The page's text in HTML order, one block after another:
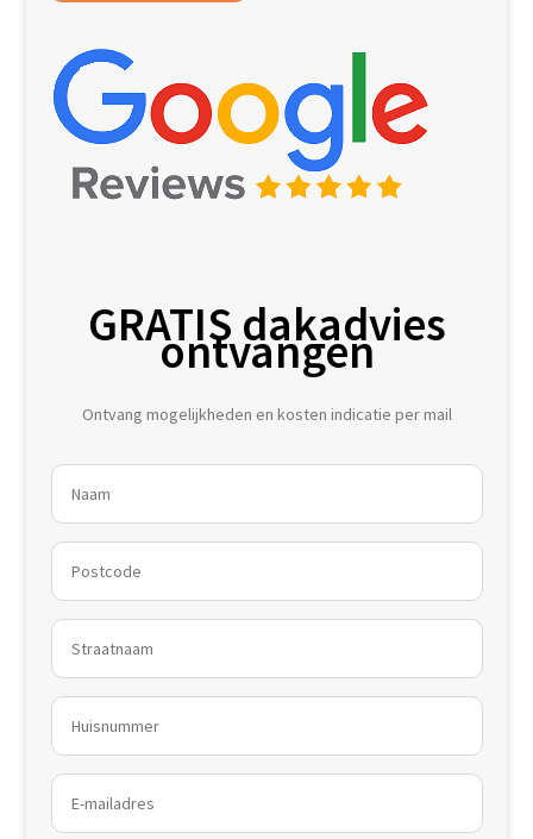
GRATIS dakadvies
ontvangen
Ontvang mogelijkheden en kosten indicatie per mail